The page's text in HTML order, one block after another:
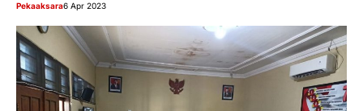
Pekaaksara6 Apr 2023